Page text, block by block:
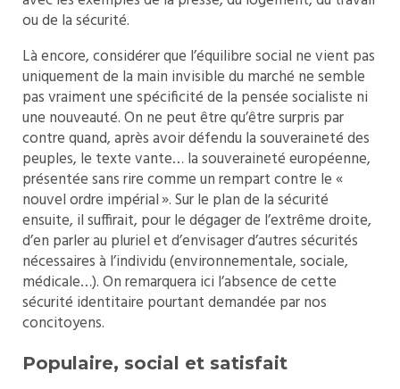
ou de la sécurité.
Là encore, considérer que l’équilibre social ne vient pas
uniquement de la main invisible du marché ne semble
pas vraiment une spécificité de la pensée socialiste ni
une nouveauté. On ne peut être qu’être surpris par
contre quand, après avoir défendu la souveraineté des
peuples, le texte vante… la souveraineté européenne,
présentée sans rire comme un rempart contre le «
nouvel ordre impérial ». Sur le plan de la sécurité
ensuite, il suffirait, pour le dégager de l’extrême droite,
d’en parler au pluriel et d’envisager d’autres sécurités
nécessaires à l’individu (environnementale, sociale,
médicale…). On remarquera ici l’absence de cette
sécurité identitaire pourtant demandée par nos
concitoyens.
Populaire, social et satisfait